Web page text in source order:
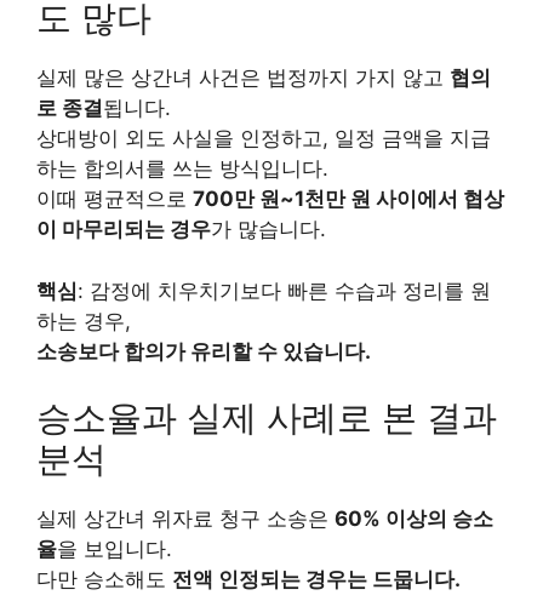
도 많다
실제 많은 상간녀 사건은 법정까지 가지 않고 협의
로 종결됩니다.
상대방이 외도 사실을 인정하고, 일정 금액을 지급
하는 합의서를 쓰는 방식입니다.
이때 평균적으로 700만 원~1천만 원 사이에서 협상
이 마무리되는 경우가 많습니다.
핵심: 감정에 치우치기보다 빠른 수습과 정리를 원
하는 경우,
소송보다 합의가 유리할 수 있습니다.
승소율과 실제 사례로 본 결과
분석
실제 상간녀 위자료 청구 소송은 60% 이상의 승소
율을 보입니다.
다만 승소해도 전액 인정되는 경우는 드뭅니다.